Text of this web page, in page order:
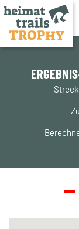
Zum
springen